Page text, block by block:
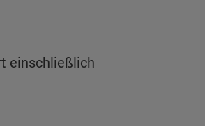
einschließlich